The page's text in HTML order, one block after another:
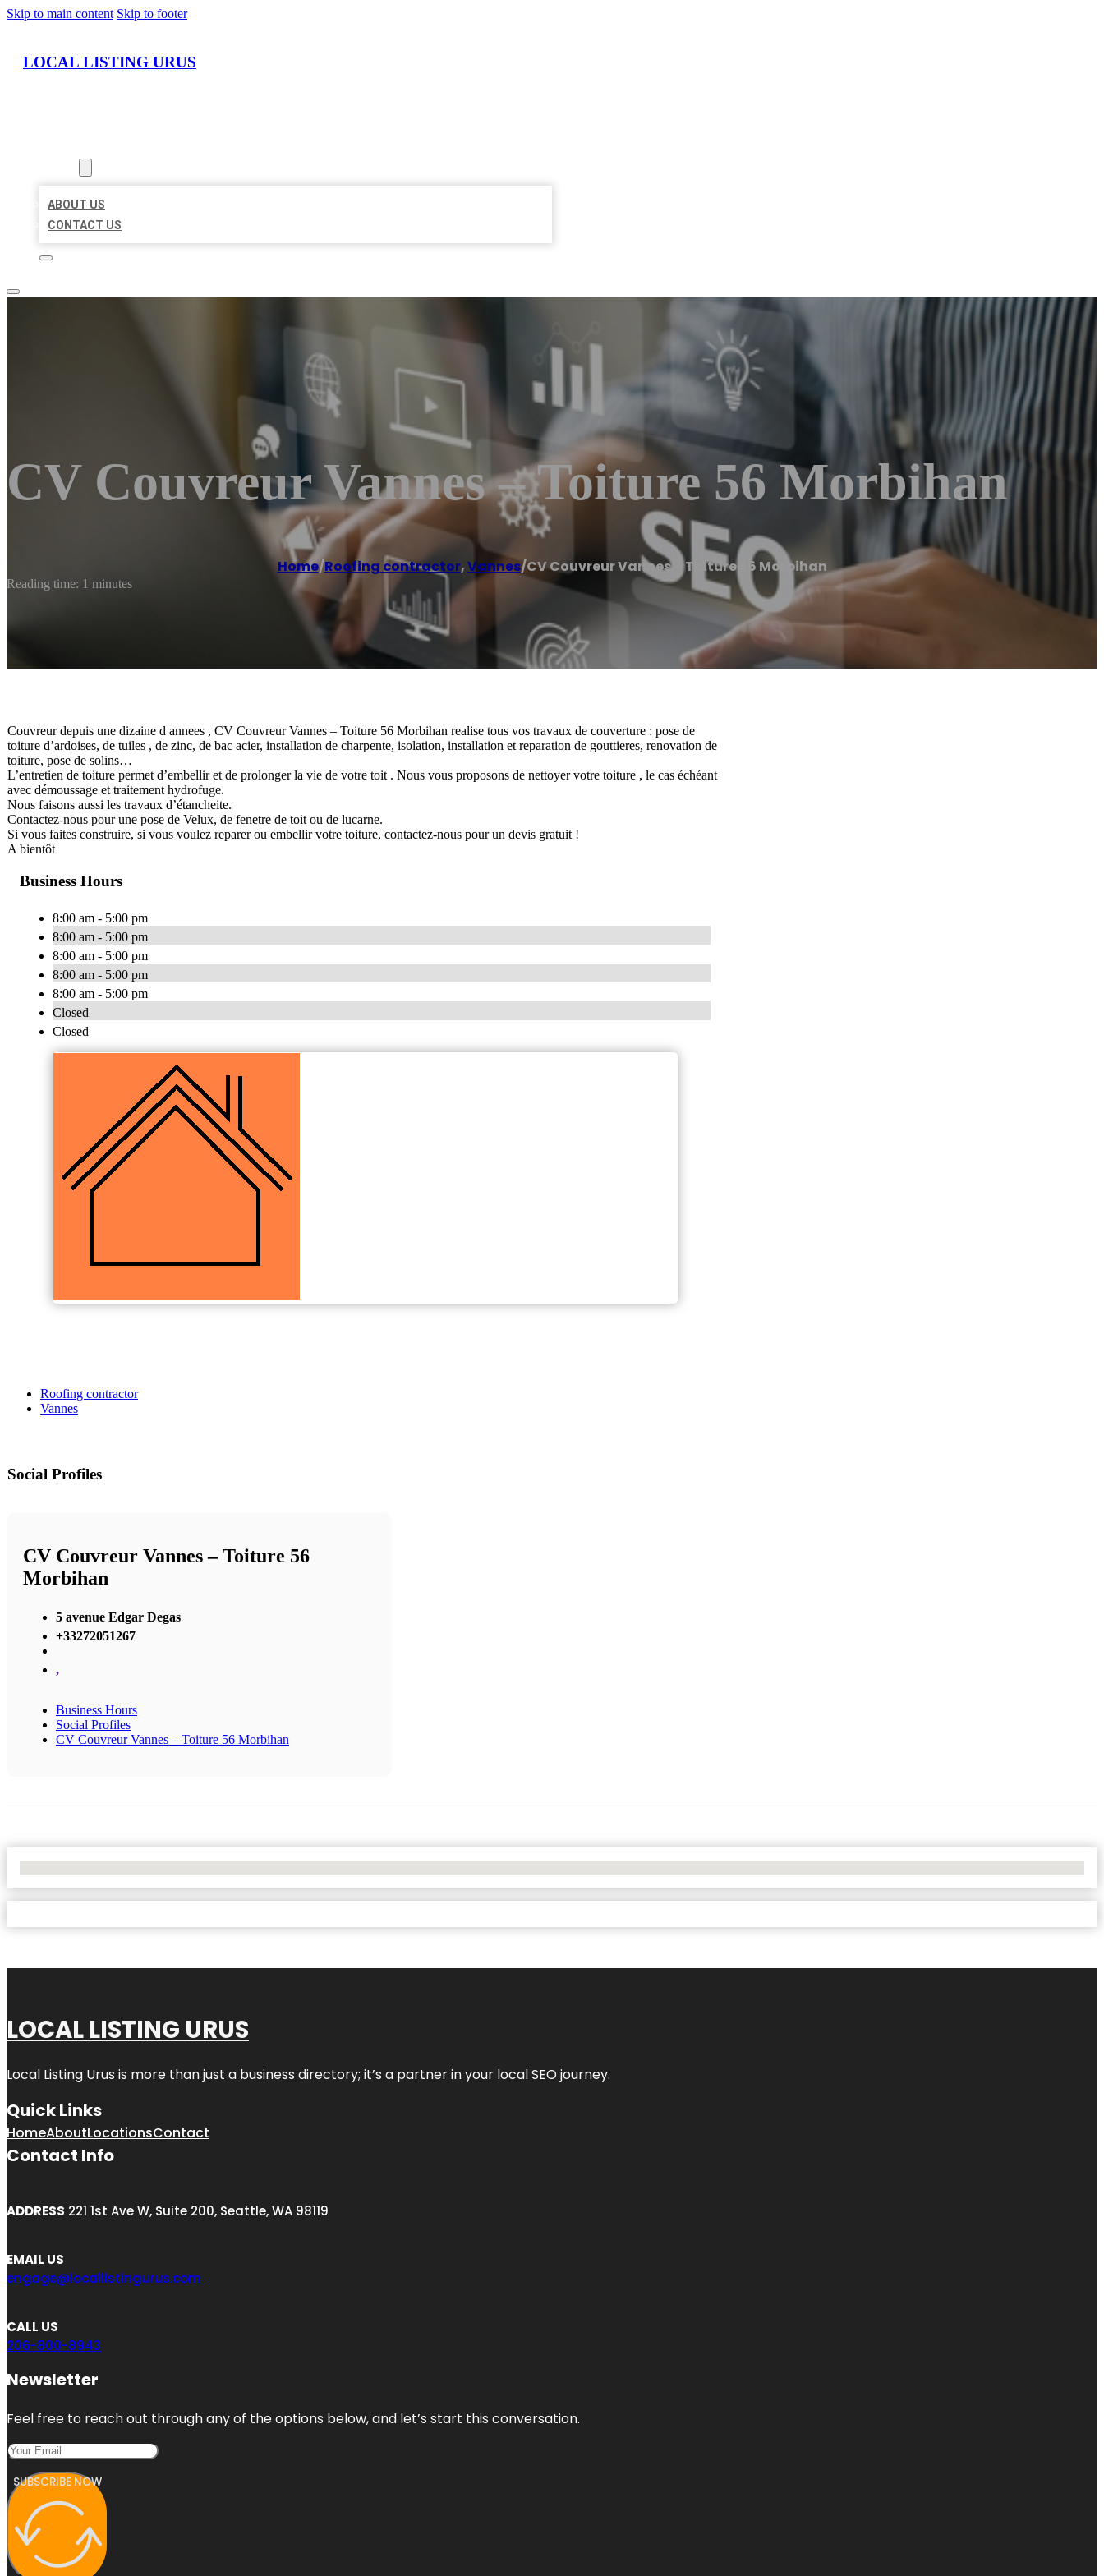
Skip to main content Skip to footer
LOCAL LISTING URUS
ABOUT US
CONTACT US
CV Couvreur Vannes – Toiture 56 Morbihan
Home/Roofing contractor,Vannes/CV Couvreur Vannes – Toiture 56 Morbihan
Reading time: 1 minutes
Couvreur depuis une dizaine d annees , CV Couvreur Vannes – Toiture 56 Morbihan realise tous vos travaux de couverture : pose de
toiture d’ardoises, de tuiles , de zinc, de bac acier, installation de charpente, isolation, installation et reparation de gouttieres, renovation de
toiture, pose de solins…
L’entretien de toiture permet d’embellir et de prolonger la vie de votre toit . Nous vous proposons de nettoyer votre toiture , le cas échéant
avec démoussage et traitement hydrofuge.
Nous faisons aussi les travaux d’étancheite.
Contactez-nous pour une pose de Velux, de fenetre de toit ou de lucarne.
Si vous faites construire, si vous voulez reparer ou embellir votre toiture, contactez-nous pour un devis gratuit !
A bientôt
Business Hours
8:00 am - 5:00 pm
8:00 am - 5:00 pm
8:00 am - 5:00 pm
8:00 am - 5:00 pm
8:00 am - 5:00 pm
Closed
Closed
Roofing contractor
Vannes
Social Profiles
CV Couvreur Vannes – Toiture 56
Morbihan
5 avenue Edgar Degas
+33272051267
,
Business Hours
Social Profiles
CV Couvreur Vannes – Toiture 56 Morbihan
LOCAL LISTING URUS
Local Listing Urus is more than just a business directory; it’s a partner in your local SEO journey.
Quick Links
HomeAboutLocationsContact
Contact Info
ADDRESS 221 1st Ave W, Suite 200, Seattle, WA 98119
EMAIL US
engage@locallistingurus.com
CALL US
206-800-8943
Newsletter
Feel free to reach out through any of the options below, and let’s start this conversation.
SUBSCRIBE NOW